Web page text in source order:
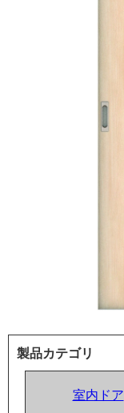
製品カテゴリ
室内ドア